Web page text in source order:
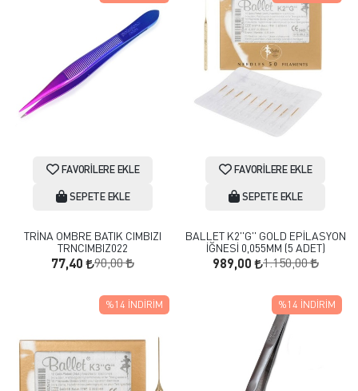
FAVORILERE EKLE
SEPETE EKLE
TRİNA OMBRE BATIK CIMBIZI
TRNCIMBIZ022
77,40 90,00
FAVORILERE EKLE
SEPETE EKLE
BALLET K2''G'' GOLD EPİLASYON
İĞNESİ 0,055MM (5 ADET)
989,00 1.150,00
%14 İNDIRIM %14 İNDIRIM